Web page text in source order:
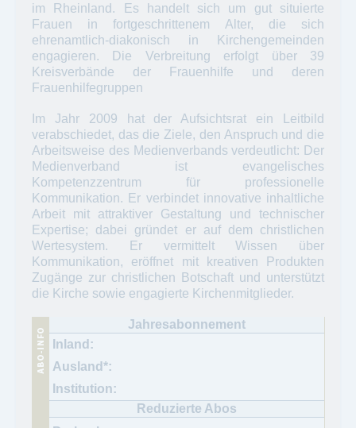
im Rheinland. Es handelt sich um gut situierte
Frauen in fortgeschrittenem Alter, die sich
ehrenamtlich-diakonisch in Kirchengemeinden
engagieren. Die Verbreitung erfolgt über 39
Kreisverbände der Frauenhilfe und deren
Frauenhilfegruppen
Im Jahr 2009 hat der Aufsichtsrat ein Leitbild
verabschiedet, das die Ziele, den Anspruch und die
Arbeitsweise des Medienverbands verdeutlicht: Der
Medienverband ist evangelisches
Kompetenzzentrum für professionelle
Kommunikation. Er verbindet innovative inhaltliche
Arbeit mit attraktiver Gestaltung und technischer
Expertise; dabei gründet er auf dem christlichen
Wertesystem. Er vermittelt Wissen über
Kommunikation, eröffnet mit kreativen Produkten
Zugänge zur christlichen Botschaft und unterstützt
die Kirche sowie engagierte Kirchenmitglieder.